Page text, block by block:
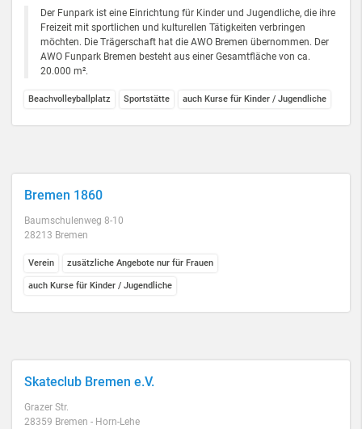
Der Funpark ist eine Einrichtung für Kinder und Jugendliche, die ihre
Freizeit mit sportlichen und kulturellen Tätigkeiten verbringen
möchten. Die Trägerschaft hat die AWO Bremen übernommen. Der
AWO Funpark Bremen besteht aus einer Gesamtfläche von ca.
20.000 m².
Beachvolleyballplatz Sportstätte auch Kurse für Kinder / Jugendliche
Bremen 1860
Baumschulenweg 8-10
28213 Bremen
Verein zusätzliche Angebote nur für Frauen
auch Kurse für Kinder / Jugendliche
Skateclub Bremen e.V.
Grazer Str.
28359 Bremen - Horn-Lehe